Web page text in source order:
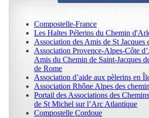
Compostelle-France
Les Haltes Pélerins du Chemin
Association des Amis de St Jacques
Association Provence-Alpes-Côte
Amis du Chemin de Saint-Jacques
de Rome
Association d’aide aux pèlerins en
Association Rhône Alpes des
Portail des Associations des
de St Michel sur l’Arc Atlantique
Compostelle Cordoue